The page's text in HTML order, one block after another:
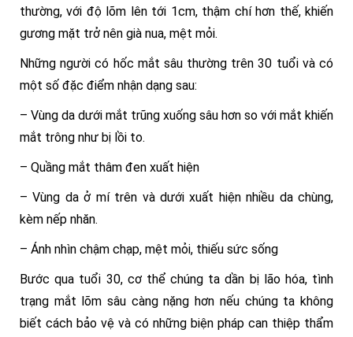
thường, với độ lõm lên tới 1cm, thậm chí hơn thế, khiến
gương mặt trở nên già nua, mệt mỏi.
Những người có hốc mắt sâu thường trên 30 tuổi và có
một số đặc điểm nhận dạng sau:
– Vùng da dưới mắt trũng xuống sâu hơn so với mắt khiến
mắt trông như bị lồi to.
– Quầng mắt thâm đen xuất hiện
– Vùng da ở mí trên và dưới xuất hiện nhiều da chùng,
kèm nếp nhăn.
– Ánh nhìn chậm chạp, mệt mỏi, thiếu sức sống
Bước qua tuổi 30, cơ thể chúng ta dần bị lão hóa, tình
trạng mắt lõm sâu càng nặng hơn nếu chúng ta không
biết cách bảo vệ và có những biện pháp can thiệp thẩm